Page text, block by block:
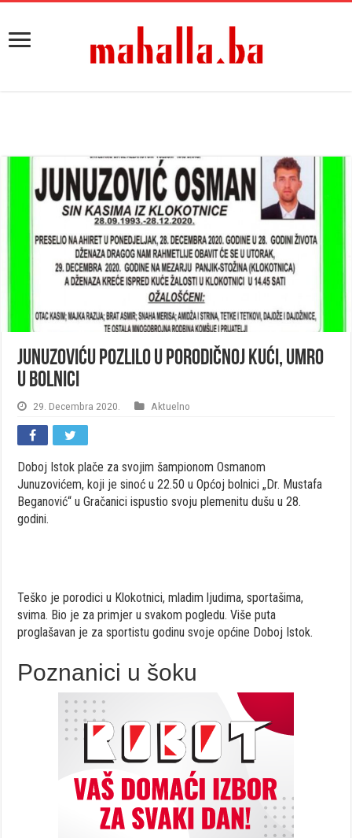
Junuzoviću pozlilo u porodičnoj kući, umro
u bolnici
29. Decembra 2020. Aktuelno
Doboj Istok plače za svojim šampionom Osmanom
Junuzovićem, koji je sinoć u 22.50 u Općoj bolnici „Dr. Mustafa
Beganović“ u Gračanici ispustio svoju plemenitu dušu u 28.
godini.
Teško je porodici u Klokotnici, mladim ljudima, sportašima,
svima. Bio je za primjer u svakom pogledu. Više puta
proglašavan je za sportistu godinu svoje općine Doboj Istok.
Poznanici u šoku